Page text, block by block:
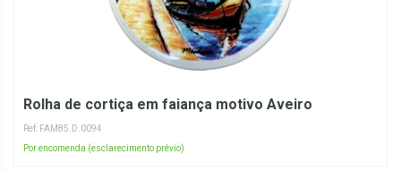
Rolha de cortiça em faiança motivo Aveiro
Ref: FAM85.D.0094
Por encomenda (esclarecimento prévio)